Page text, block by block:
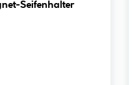
Seifenhalter